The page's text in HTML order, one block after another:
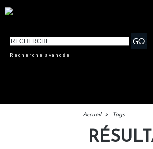
Recherche avancée
Accueil > Tags